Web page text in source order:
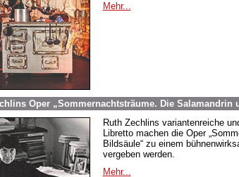
Mehr...
Oper „Sommernachtsträume. Die Salamandrin
Ruth Zechlins variantenreiche
Libretto machen die Oper
Bildsäule“ zu einem
vergeben werden.
Mehr...